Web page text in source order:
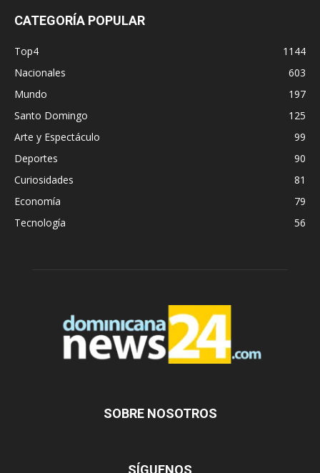
CATEGORÍA POPULAR
Top4
1144
Nacionales
603
Mundo
197
Santo Domingo
125
Arte y Espectáculo
99
Deportes
90
Curiosidades
81
Economía
79
Tecnología
56
SOBRE NOSOTROS
SÍGUENOS